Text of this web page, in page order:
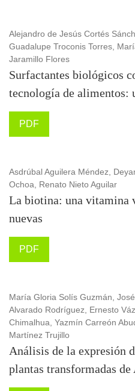
Alejandro de Jesús Cortés
Guadalupe Troconis Torres,
Jaramillo Flores
Surfactantes biológicos
tecnología de alimentos:
PDF
Asdrúbal Aguilera Méndez,
Ochoa, Renato Nieto Aguilar
La biotina: una vitamina
nuevas
PDF
María Gloria Solís Guzmán,
Alvarado Rodríguez, Ernesto
Chimalhua, Yazmín Carreón
Martínez Trujillo
Análisis de la expresión
plantas transformadas